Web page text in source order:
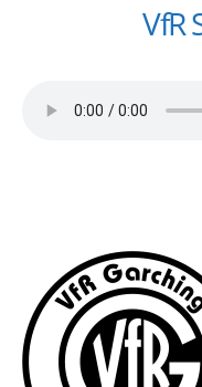
VfR